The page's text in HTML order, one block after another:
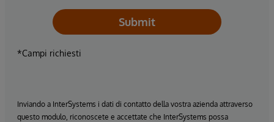
Submit
*Campi richiesti
Inviando a InterSystems i dati di contatto della vostra azienda attraverso
questo modulo, riconoscete e accettate che InterSystems possa